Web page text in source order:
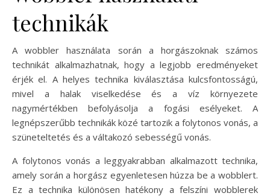
technikák
A wobbler használata során a horgászoknak számos
technikát alkalmazhatnak, hogy a legjobb eredményeket
érjék el. A helyes technika kiválasztása kulcsfontosságú,
mivel a halak viselkedése és a víz környezete
nagymértékben befolyásolja a fogási esélyeket. A
legnépszerűbb technikák közé tartozik a folytonos vonás, a
szüneteltetés és a váltakozó sebességű vonás.
A folytonos vonás a leggyakrabban alkalmazott technika,
amely során a horgász egyenletesen húzza be a wobblert.
Ez a technika különösen hatékony a felszíni wobblerek